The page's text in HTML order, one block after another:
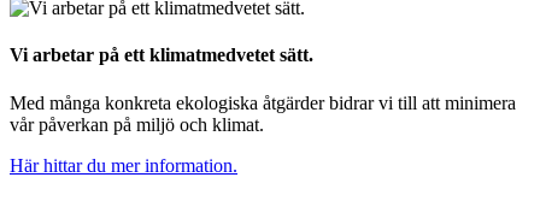
Vi arbetar på ett klimatmedvetet sätt.
Med många konkreta ekologiska åtgärder bidrar vi till att minimera
vår påverkan på miljö och klimat.
Här hittar du mer information.